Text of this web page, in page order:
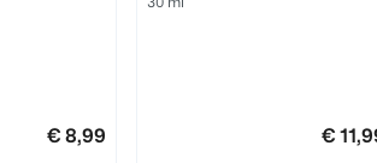
€ 8,99 €